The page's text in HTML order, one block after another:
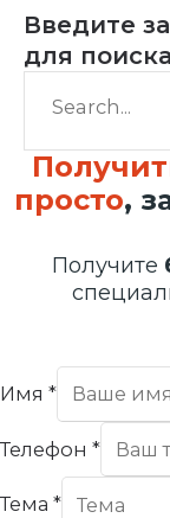
Введите
для поиска
просто,
Получите
Имя *
Телефон *
Тема *